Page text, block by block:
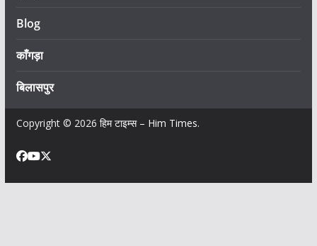
Blog
काँगड़ा
बिलासपुर
Copyright © 2026 हिम टाइम्स – Him Times.